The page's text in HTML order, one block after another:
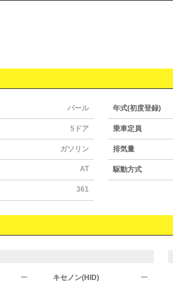
パール 年式(初度登録)
5ドア 乗車定員
ガソリン 排気量
AT 駆動方式
361
ー キセノン(HID) ー